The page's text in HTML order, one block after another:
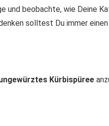
und beobachte, wie Deine
solltest Du immer
Kürbispüree